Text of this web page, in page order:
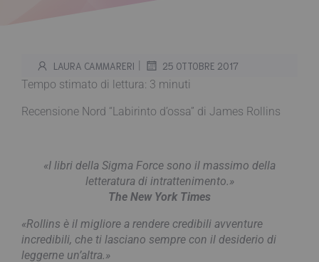
LAURA CAMMARERI | 25 OTTOBRE 2017
Tempo stimato di lettura: 3 minuti
Recensione Nord “Labirinto d’ossa” di James Rollins
«I libri della Sigma Force sono il massimo della
letteratura di intrattenimento.»
The New York Times
«Rollins è il migliore a rendere credibili avventure
incredibili, che ti lasciano sempre con il desiderio di
leggerne un’altra.»